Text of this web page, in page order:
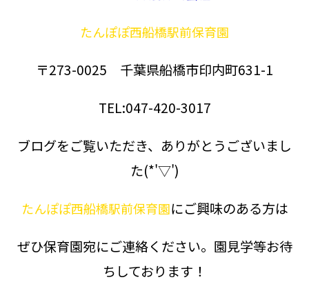
たんぽぽ西船橋駅前保育園
〒273-0025 千葉県船橋市印内町631-1
TEL:047-420-3017
ブログをご覧いただき、ありがとうございまし
た(*'▽')
たんぽぽ西船橋駅前保育園にご興味のある方は
ぜひ保育園宛にご連絡ください。園見学等お待
ちしております！